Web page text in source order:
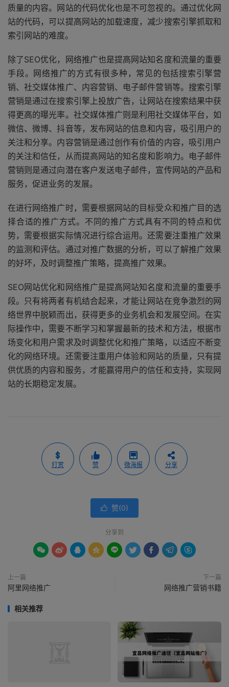
质量的内容。网站的代码优化也是不可忽视的。通过优化网
站的代码，可以提高网站的加载速度，减少搜索引擎抓取和
索引网站的难度。
除了SEO优化，网络推广也是提高网站知名度和流量的重要
手段。网络推广的方式有很多种，常见的包括搜索引擎营
销、社交媒体推广、内容营销、电子邮件营销等。搜索引擎
营销是通过在搜索引擎上投放广告，让网站在搜索结果中获
得更高的曝光率。社交媒体推广则是利用社交媒体平台，如
微信、微博、抖音等，发布网站的信息和内容，吸引用户的
关注和分享。内容营销是通过创作有价值的内容，吸引用户
的关注和信任，从而提高网站的知名度和影响力。电子邮件
营销则是通过向潜在客户发送电子邮件，宣传网站的产品和
服务，促进业务的发展。
在进行网络推广时，需要根据网站的目标受众和推广目的选
择合适的推广方式。不同的推广方式具有不同的特点和优
势，需要根据实际情况进行综合运用。还需要注重推广效果
的监测和评估。通过对推广数据的分析，可以了解推广效果
的好坏，及时调整推广策略，提高推广效果。
SEO网站优化和网络推广是提高网站知名度和流量的重要手
段。只有将两者有机结合起来，才能让网站在竞争激烈的网
络世界中脱颖而出，获得更多的业务机会和发展空间。在实
际操作中，需要不断学习和掌握最新的技术和方法，根据市
场变化和用户需求及时调整优化和推广策略，以适应不断变
化的网络环境。还需要注重用户体验和网站的质量，只有提
供优质的内容和服务，才能赢得用户的信任和支持，实现网
站的长期稳定发展。
打赏 赞 微海报 分享
 赞(0)
分享到
        
上一篇
阿里网络推广
下一篇
网络推广营销书籍
相关推荐